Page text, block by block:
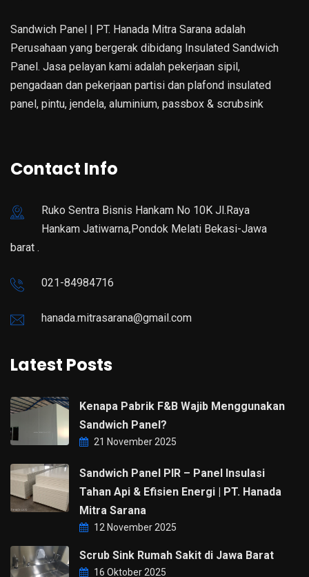
Sandwich Panel | PT. Hanada Mitra Sarana adalah
Perusahaan yang bergerak dibidang Insulated Sandwich
Panel. Jasa pelayan kami adalah pekerjaan sipil,
pengadaan dan pekerjaan partisi dan plafond insulated
panel, pintu, jendela, aluminium, passbox & scrubsink
Contact Info
Ruko Sentra Bisnis Hankam No 10K Jl.Raya
Hankam Jatiwarna,Pondok Melati Bekasi-Jawa
barat .
021-84984716
hanada.mitrasarana@gmail.com
Latest Posts
Kenapa Pabrik F&B Wajib Menggunakan
Sandwich Panel?
21 November 2025
Sandwich Panel PIR – Panel Insulasi
Tahan Api & Efisien Energi | PT. Hanada
Mitra Sarana
12 November 2025
Scrub Sink Rumah Sakit di Jawa Barat
16 Oktober 2025